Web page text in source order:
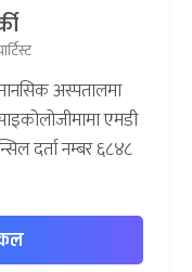
अस्पतालमा
एमडी
दर्ता नम्बर ६८४८